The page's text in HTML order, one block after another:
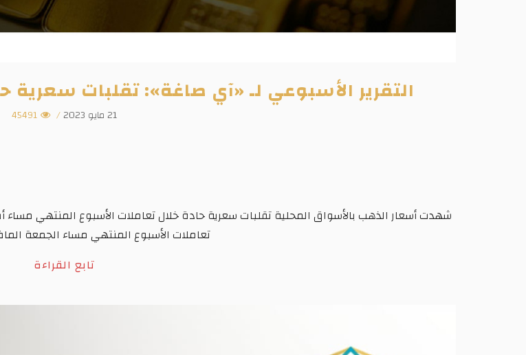
التقرير الأسبوعي لـ «آي صاغة»: تقلبات
21 مايو 2023 /
45491
تعاملات الأسبوع المنتهي مساء الجمعة
تابع القراءة